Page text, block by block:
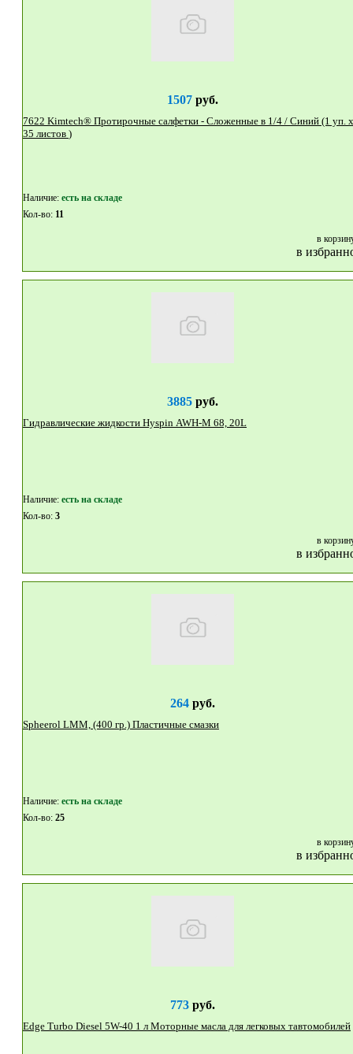
1507руб.
7622 Kimtech® Протирочные салфетки - Сложенные в 1/4 / Синий (1 уп. x
35 листов )
Наличие: eсть на складе
Кол-во: 11
в
в
3885руб.
Гидравлические жидкости Hyspin AWH-M 68, 20L
Наличие: eсть на складе
Кол-во: 3
в
в
264руб.
Spheerol LMM, (400 гр.) Пластичные смазки
Наличие: eсть на складе
Кол-во: 25
в
в
773руб.
Edge Turbo Diesel 5W-40 1 л Моторные масла для легковых тавтомобилей